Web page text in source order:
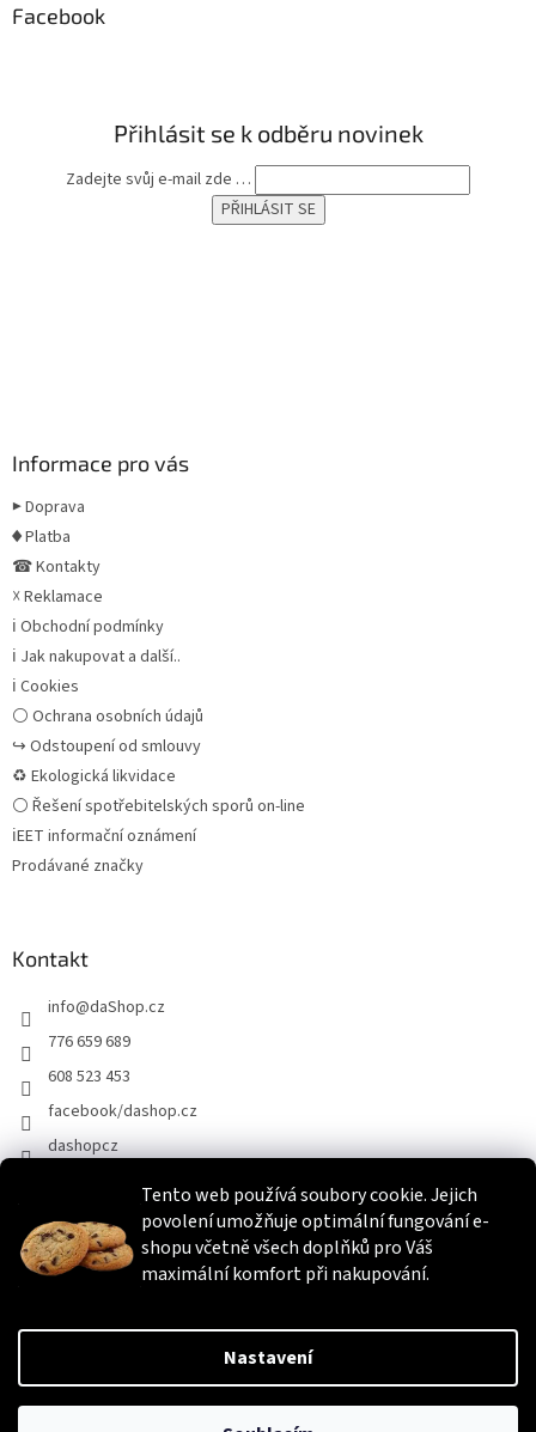
Tento web používá soubory cookie. Jejich
povolení umožňuje optimální fungování e-
shopu včetně všech doplňků pro Váš
maximální komfort při nakupování.
Nastavení
Facebook
Přihlásit se k odběru novinek
Zadejte svůj e-mail zde …
Informace pro vás
▶ Doprava
♦ Platba
☎ Kontakty
☓ Reklamace
ℹ Obchodní podmínky
ℹ Jak nakupovat a další..
ℹ Cookies
⚪ Ochrana osobních údajů
↪ Odstoupení od smlouvy
♻ Ekologická likvidace
⚪ Řešení spotřebitelských sporů on-line
ℹEET informační oznámení
Prodávané značky
Kontakt
info@daShop.cz
776 659 689
608 523 453
facebook/dashop.cz
dashopcz
Heureka.cz Zboží.cz Srovnáme.cz
Copyright 2026daShop.cz. Všechna práva vyhrazena.Upravit